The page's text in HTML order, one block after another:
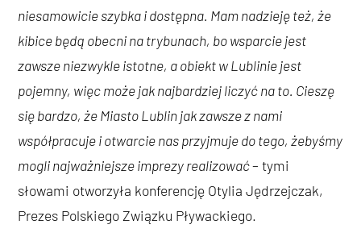
niesamowicie szybka i dostępna. Mam nadzieję też, że
kibice będą obecni na trybunach, bo wsparcie jest
zawsze niezwykle istotne, a obiekt w Lublinie jest
pojemny, więc może jak najbardziej liczyć na to. Cieszę
się bardzo, że Miasto Lublin jak zawsze z nami
współpracuje i otwarcie nas przyjmuje do tego, żebyśmy
mogli najważniejsze imprezy realizować– tymi
słowami otworzyła konferencję Otylia Jędrzejczak,
Prezes Polskiego Związku Pływackiego.